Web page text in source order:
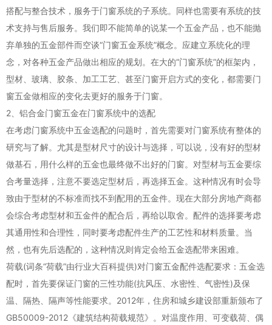
搭配与整合技术，服务于门窗系统的子系统。同样也需要有系统的技
术支持与售后服务。我们即不能简单的说某一个五金产品，也不能抛
弃单独的五金部件而空谈“门窗五金系统”概念。应建立系统化的理
念，对各种五金产品做出相应的规划。在大的“门窗系统”的框架内，
型材、玻璃、胶条、加工工艺、甚至门窗开启方式的变化，都需要门
窗五金做相应的变化去更好的服务于门窗。
2、铝合金门窗五金在门窗系统中的选配
在考虑门窗系统中五金选配的问题时，首先需要对门窗系统有整体的
研究与了解。尤其是型材尺寸的设计与选择，可以说，没有好的型材
做基石，用什么样的五金也最终做不出好的门窗。对型材与五金要综
合考量选择，注意不要选定型材后，再选择五金。这种情况有时会导
致由于型材的不标准而找不到配用的五金件。现在大部分房地产商都
会综合考虑型材和五金件的配合后，再给以取舍。配件的选择要考虑
其通用性和合理性，同时要考虑配件生产的工艺性和材料质量。当
然，也有先后选配的，这种情况则肯定会给五金选配带来困难。
荷载(词条“荷载”由行业大百科提供)对门窗五金配件选配要求：五金选
配时，首先要保证门窗的三性功能(抗风压、水密性、气密性)及保
温、隔热、隔声等性能要求。2012年，住房和城乡建设部重新颁布了
GB50009-2012《建筑结构荷载规范》。对温度作用、可变载荷、偶